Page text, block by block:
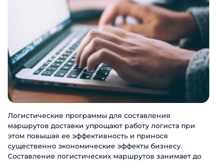
Логистические программы для составления
маршрутов доставки упрощают работу логиста при
этом повышая ее эффективность и принося
существенно экономические эффекты бизнесу.
Составление логистических маршрутов занимает до